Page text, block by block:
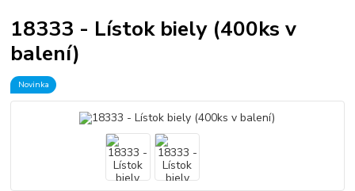
18333 - Lístok biely (400ks v
balení)
Novinka